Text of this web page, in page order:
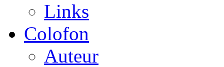
Links
Colofon
Auteur